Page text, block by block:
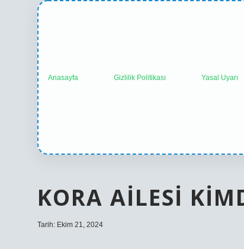
Anasayfa Gizlilik Politikası Yasal Uyarı
KORA AILESI
Tarih: Ekim 21, 2024